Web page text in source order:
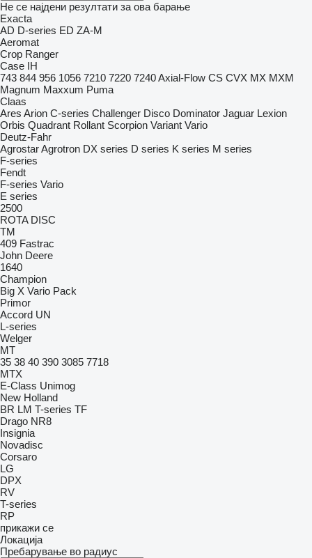
Не се најдени резултати за ова барање
Exacta
AD D-series ED ZA-M
Aeromat
Crop Ranger
Case IH
743 844 956 1056 7210 7220 7240Axial-Flow CS CVX MX MXM
Magnum Maxxum Puma
Claas
Ares Arion C-series Challenger Disco Dominator Jaguar Lexion
Orbis Quadrant Rollant Scorpion Variant Vario
Deutz-Fahr
AgrostarAgrotron DX series D series K series M series
F-series
Fendt
F-series Vario
E series
2500
ROTA DISC
TM
409 Fastrac
John Deere
1640
Champion
Big X Vario Pack
Primor
Accord UN
L-series
Welger
MT
35 38 40 390 3085 7718
MTX
E-Class Unimog
New Holland
BR LM T-series TF
Drago NR8
Insignia
Novadisc
Corsaro
LG
DPX
RV
T-series
RP
прикажи се
Локација
Пребарување во радиус